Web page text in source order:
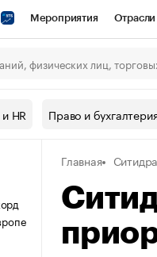
Мероприятия Отрасли
СПб Спецпроекты
Рынок наличной валюты
HR Право и
Главная